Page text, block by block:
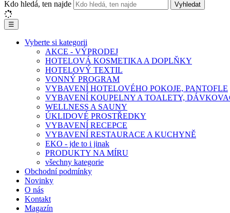
Kdo hledá, ten najde Vyhledat
☰
Vyberte si kategorii
AKCE - VÝPRODEJ
HOTELOVÁ KOSMETIKA A DOPLŇKY
HOTELOVÝ TEXTIL
VONNÝ PROGRAM
VYBAVENÍ HOTELOVÉHO POKOJE, PANTOFLE
VYBAVENÍ KOUPELNY A TOALETY,
WELLNESS A SAUNY
ÚKLIDOVÉ PROSTŘEDKY
VYBAVENÍ RECEPCE
VYBAVENÍ RESTAURACE A KUCHYNĚ
EKO - jde to i jinak
PRODUKTY NA MÍRU
všechny kategorie
Obchodní podmínky
Novinky
O nás
Kontakt
Magazín